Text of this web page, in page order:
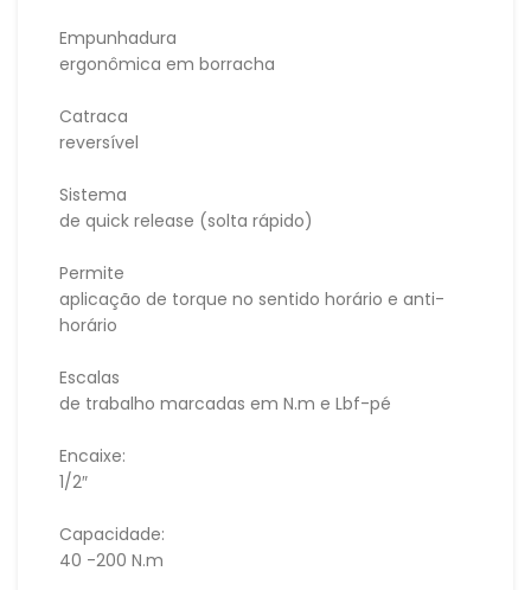
Empunhadura
ergonômica em borracha
Catraca
reversível
Sistema
de quick release (solta rápido)
Permite
aplicação de torque no sentido horário e anti-
horário
Escalas
de trabalho marcadas em N.m e Lbf-pé
Encaixe:
1/2″
Capacidade:
40 -200 N.m